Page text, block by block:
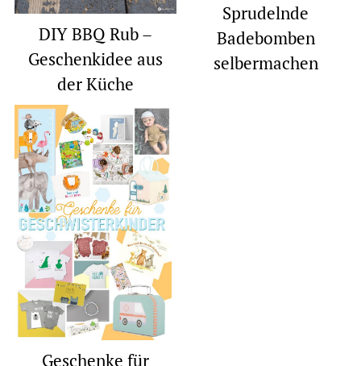
DIY BBQ Rub –
Geschenkidee aus
der Küche
Sprudelnde
Badebomben
selbermachen
Geschenke für